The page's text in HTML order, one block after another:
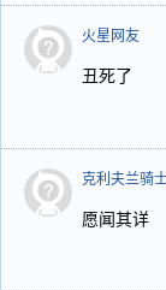
火星网友
丑死了
克利夫兰骑
愿闻其详